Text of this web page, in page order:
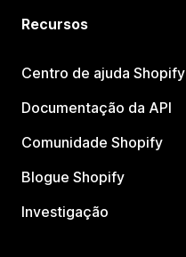
Recursos
Centro de ajuda Shopify
Documentação da API
Comunidade Shopify
Blogue Shopify
Investigação